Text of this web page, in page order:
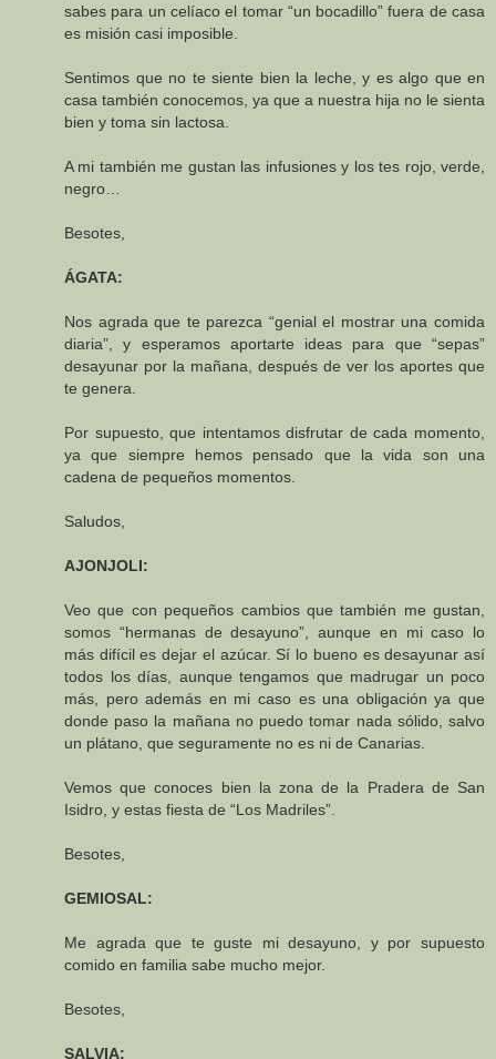
sabes para un celíaco el tomar “un bocadillo” fuera de casa
es misión casi imposible.
Sentimos que no te siente bien la leche, y es algo que en
casa también conocemos, ya que a nuestra hija no le sienta
bien y toma sin lactosa.
A mi también me gustan las infusiones y los tes rojo, verde,
negro…
Besotes,
ÁGATA:
Nos agrada que te parezca “genial el mostrar una comida
diaria”, y esperamos aportarte ideas para que “sepas”
desayunar por la mañana, después de ver los aportes que
te genera.
Por supuesto, que intentamos disfrutar de cada momento,
ya que siempre hemos pensado que la vida son una
cadena de pequeños momentos.
Saludos,
AJONJOLI:
Veo que con pequeños cambios que también me gustan,
somos “hermanas de desayuno”, aunque en mi caso lo
más difícil es dejar el azúcar. Sí lo bueno es desayunar así
todos los días, aunque tengamos que madrugar un poco
más, pero además en mi caso es una obligación ya que
donde paso la mañana no puedo tomar nada sólido, salvo
un plátano, que seguramente no es ni de Canarias.
Vemos que conoces bien la zona de la Pradera de San
Isidro, y estas fiesta de “Los Madriles”.
Besotes,
GEMIOSAL:
Me agrada que te guste mi desayuno, y por supuesto
comido en familia sabe mucho mejor.
Besotes,
SALVIA: